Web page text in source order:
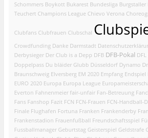
Schommers Boykott Bukarest Bundesliga Burgstaller
Teuchert Champions League Chievo Verona
Clubfans Clubfrauen Clubschal
Crowdfunding Danke Darmstadt
Derbysieger Der Club is a Depp DFB DFB-Pokal DFL
Doppelpass Du bläider Glubb Düsseldorf Dynamo
Braunschweig Elversberg EM 2020 Empfang Endspiel
EURO 2020 Europa Europa League
Everton Fahnenmeier fair-unfair Fan-Betreuung
Fans Fanshop Fazit FCN FCN-Frauen FCN-Handball-
Finale Flughafen Fortuna Franken Frankenderby
Frankenstadion Frauenfußball Freundschaftsspiel
Fussballmanager Geburtstag Geisterspiel Geldstrafe